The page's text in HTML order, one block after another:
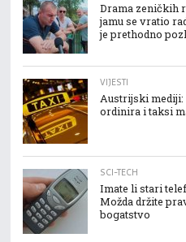
Drama zeničkih
jamu se vratio
je prethodno
VIJESTI
Austrijski mediji:
ordinira i taksi
SCI-TECH
Imate li stari
Možda držite
bogatstvo